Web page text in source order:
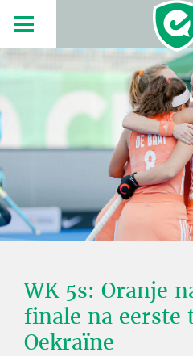
WK 5s: Oranje
finale na eerste
Oekraïne